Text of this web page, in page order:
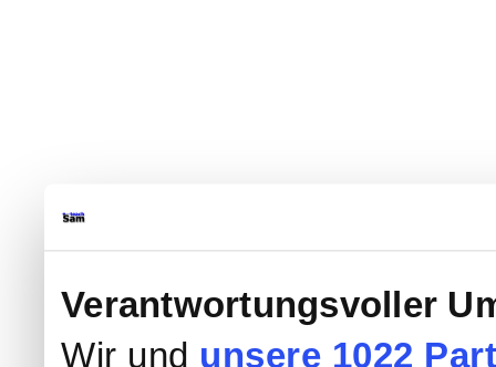
Verantwortungsvoller
Wir und unsere 1022